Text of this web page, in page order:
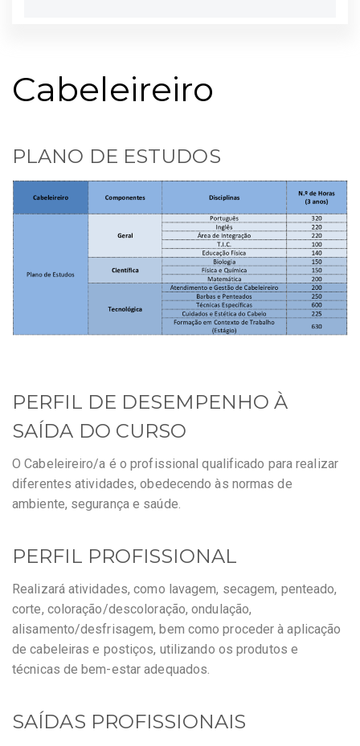
Cabeleireiro
PLANO DE ESTUDOS
PERFIL DE DESEMPENHO À
SAÍDA DO CURSO
O Cabeleireiro/a é o profissional qualificado para realizar
diferentes atividades, obedecendo às normas de
ambiente, segurança e saúde.
PERFIL PROFISSIONAL
Realizará atividades, como lavagem, secagem, penteado,
corte, coloração/descoloração, ondulação,
alisamento/desfrisagem, bem como proceder à aplicação
de cabeleiras e postiços, utilizando os produtos e
técnicas de bem-estar adequados.
SAÍDAS PROFISSIONAIS